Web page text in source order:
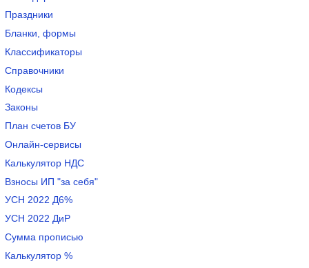
Праздники
Бланки, формы
Классификаторы
Справочники
Кодексы
Законы
План счетов БУ
Онлайн-сервисы
Калькулятор НДС
Взносы ИП "за себя"
УСН 2022 Д6%
УСН 2022 ДиР
Сумма прописью
Калькулятор %